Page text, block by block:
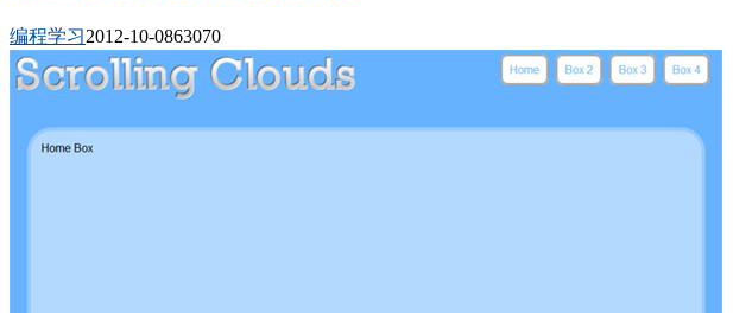
编程学习2012-10-0863070